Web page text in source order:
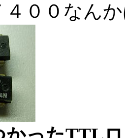
４００なん